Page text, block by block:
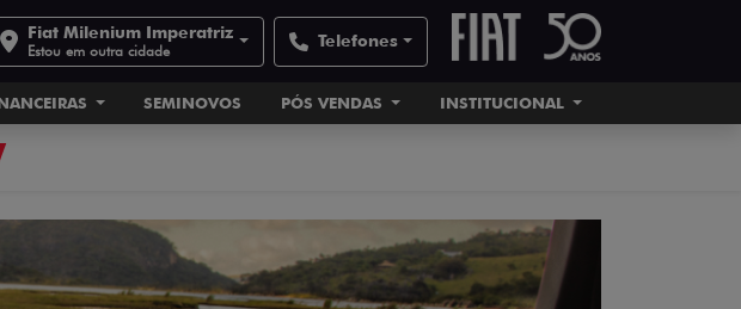
Fiat Milenium Imperatriz
Estou em outra cidade Telefones
SEMINOVOS PÓS VENDAS INSTITUCIONAL